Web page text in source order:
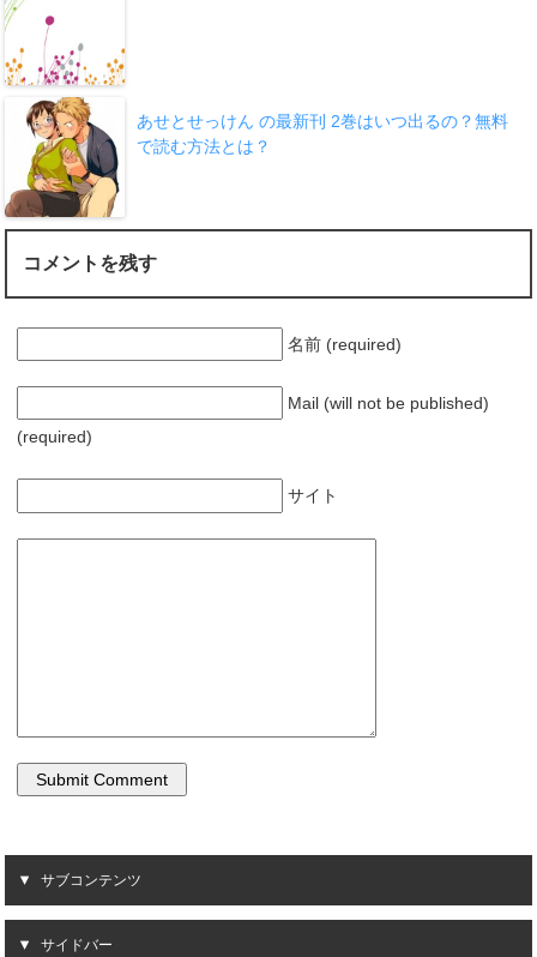
あせとせっけん の最新刊 2巻はいつ出るの？無料
で読む方法とは？
コメントを残す
名前 (required)
Mail (will not be published)
(required)
サイト
サブコンテンツ
サイドバー